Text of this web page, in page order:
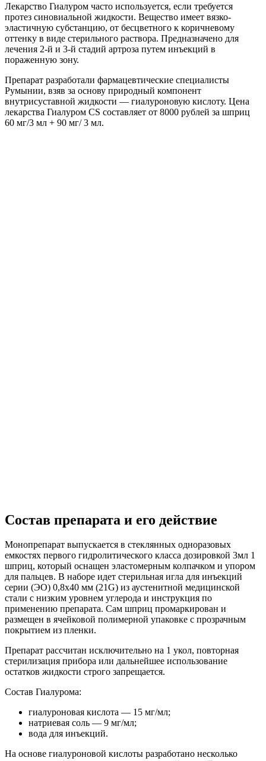
Лекарство Гиалуром часто используется, если требуется
протез синовиальной жидкости. Вещество имеет вязко-
эластичную субстанцию, от бесцветного к коричневому
оттенку в виде стерильного раствора. Предназначено для
лечения 2-й и 3-й стадий артроза путем инъекций в
пораженную зону.
Препарат разработали фармацевтические специалисты
Румынии, взяв за основу природный компонент
внутрисуставной жидкости — гиалуроновую кислоту. Цена
лекарства Гиалуром CS составляет от 8000 рублей за шприц
60 мг/3 мл + 90 мг/ 3 мл.
Состав препарата и его действие
Монопрепарат выпускается в стеклянных одноразовых
емкостях первого гидролитического класса дозировкой 3мл 1
шприц, который оснащен эластомерным колпачком и упором
для пальцев. В наборе идет стерильная игла для инъекций
серии (ЭО) 0,8х40 мм (21G) из аустенитной медицинской
стали с низким уровнем углерода и инструкция по
применению препарата. Сам шприц промаркирован и
размещен в ячейковой полимерной упаковке с прозрачным
покрытием из пленки.
Препарат рассчитан исключительно на 1 укол, повторная
стерилизация прибора или дальнейшее использование
остатков жидкости строго запрещается.
Состав Гиалурома:
гиалуроновая кислота — 15 мг/мл;
натриевая соль — 9 мг/мл;
вода для инъекций.
На основе гиалуроновой кислоты разработано несколько